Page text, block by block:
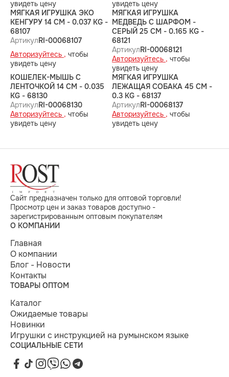
увидеть цену
увидеть цену
МЯГКАЯ ИГРУШКА ЭКО
КЕНГУРУ 14 CM - 0.037 KG -
68107
АртикулRI-00068107
Авторизуйтесь , чтобы
увидеть цену
МЯГКАЯ ИГРУШКА
МЕДВЕДЬ С ШАРФОМ -
СЕРЫЙ 25 CM - 0.165 KG -
68121
АртикулRI-00068121
Авторизуйтесь , чтобы
увидеть цену
КОШЕЛЕК-МЫШЬ С
ЛЕНТОЧКОЙ 14 CM - 0.035
KG - 68130
АртикулRI-00068130
Авторизуйтесь , чтобы
увидеть цену
МЯГКАЯ ИГРУШКА
ЛЕЖАЩАЯ СОБАКА 45 CM -
0.3 KG - 68137
АртикулRI-00068137
Авторизуйтесь , чтобы
увидеть цену
Сайт предназначен только для оптовой торговли!
Просмотр цен и заказ товаров доступно -
зарегистрированным оптовым покупателям
О КОМПАНИИ
Главная
О компании
Блог - Новости
Контакты
ТОВАРЫ ОПТОМ
Каталог
Ожидаемые товары
Новинки
Игрушки с инструкцией на румынском языке
СОЦИАЛЬНЫЕ СЕТИ